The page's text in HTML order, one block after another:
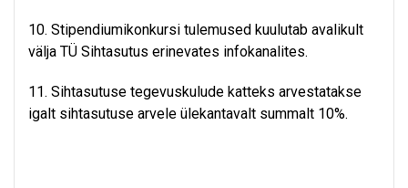
10. Stipendiumikonkursi tulemused kuulutab avalikult
välja TÜ Sihtasutus erinevates infokanalites.
11. Sihtasutuse tegevuskulude katteks arvestatakse
igalt sihtasutuse arvele ülekantavalt summalt 10%.